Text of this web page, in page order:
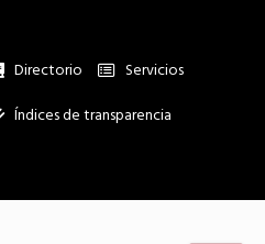
Directorio
Institucional
Servicios
Índices de transparencia